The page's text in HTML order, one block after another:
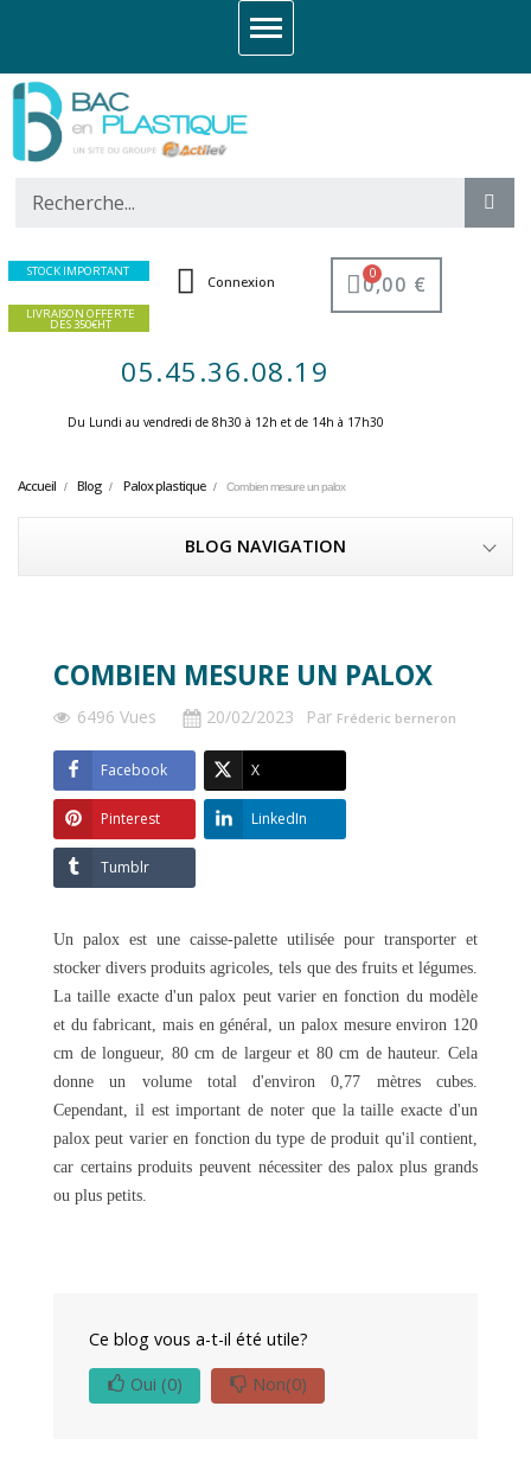
STOCK IMPORTANT
LIVRAISON OFFERTE
DES 350€HT
Connexion 0,00 €
05.45.36.08.19
Du Lundi au vendredi de 8h30 à 12h et de 14h à 17h30 ​
Accueil Blog Palox plastique Combien mesure un palox
BLOG NAVIGATION
COMBIEN MESURE UN PALOX
6496 Vues 20/02/2023 Par Fréderic berneron
Facebook X
Pinterest LinkedIn
Tumblr
Un palox est une caisse-palette utilisée pour transporter et
stocker divers produits agricoles, tels que des fruits et légumes.
La taille exacte d'un palox peut varier en fonction du modèle
et du fabricant, mais en général, un palox mesure environ 120
cm de longueur, 80 cm de largeur et 80 cm de hauteur. Cela
donne un volume total d'environ 0,77 mètres cubes.
Cependant, il est important de noter que la taille exacte d'un
palox peut varier en fonction du type de produit qu'il contient,
car certains produits peuvent nécessiter des palox plus grands
ou plus petits.
Ce blog vous a-t-il été utile?
Oui (0) Non(0)